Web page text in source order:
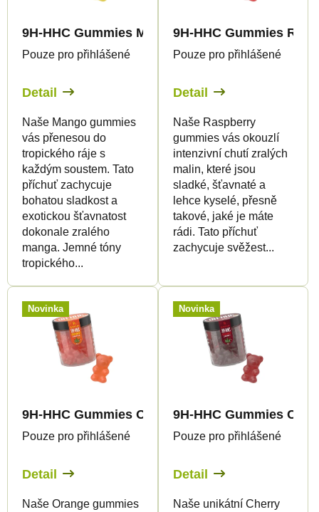
9H-HHC Gummies Mango
Pouze pro přihlášené
Detail
Naše Mango gummies
vás přenesou do
tropického ráje s
každým soustem. Tato
příchuť zachycuje
bohatou sladkost a
exotickou šťavnatost
dokonale zralého
manga. Jemné tóny
tropického...
9H-HHC Gummies
Pouze pro přihlášené
Detail
Naše Raspberry
gummies vás okouzlí
intenzivní chutí zralých
malin, které jsou
sladké, šťavnaté a
lehce kyselé, přesně
takové, jaké je máte
rádi. Tato příchuť
zachycuje svěžest...
Novinka
9H-HHC Gummies Orange
Pouze pro přihlášené
Detail
Naše Orange gummies
Novinka
9H-HHC Gummies
Pouze pro přihlášené
Detail
Naše unikátní Cherry